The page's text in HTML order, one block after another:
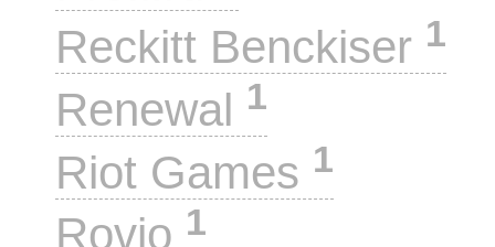
Reckitt Benckiser 1
Renewal 1
Riot Games 1
Rovio 1